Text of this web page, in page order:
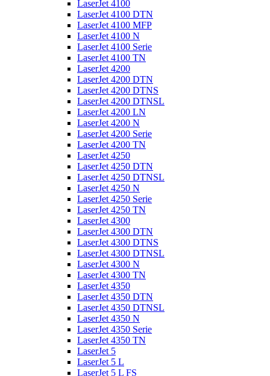
LaserJet 4100
LaserJet 4100 DTN
LaserJet 4100 MFP
LaserJet 4100 N
LaserJet 4100 Serie
LaserJet 4100 TN
LaserJet 4200
LaserJet 4200 DTN
LaserJet 4200 DTNS
LaserJet 4200 DTNSL
LaserJet 4200 LN
LaserJet 4200 N
LaserJet 4200 Serie
LaserJet 4200 TN
LaserJet 4250
LaserJet 4250 DTN
LaserJet 4250 DTNSL
LaserJet 4250 N
LaserJet 4250 Serie
LaserJet 4250 TN
LaserJet 4300
LaserJet 4300 DTN
LaserJet 4300 DTNS
LaserJet 4300 DTNSL
LaserJet 4300 N
LaserJet 4300 TN
LaserJet 4350
LaserJet 4350 DTN
LaserJet 4350 DTNSL
LaserJet 4350 N
LaserJet 4350 Serie
LaserJet 4350 TN
LaserJet 5
LaserJet 5 L
LaserJet 5 L FS